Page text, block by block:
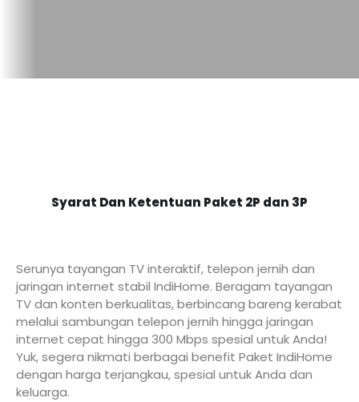
Syarat Dan Ketentuan Paket 2P dan 3P
Serunya tayangan TV interaktif, telepon jernih dan
jaringan internet stabil IndiHome. Beragam tayangan
TV dan konten berkualitas, berbincang bareng kerabat
melalui sambungan telepon jernih hingga jaringan
internet cepat hingga 300 Mbps spesial untuk Anda!
Yuk, segera nikmati berbagai benefit Paket IndiHome
dengan harga terjangkau, spesial untuk Anda dan
keluarga.